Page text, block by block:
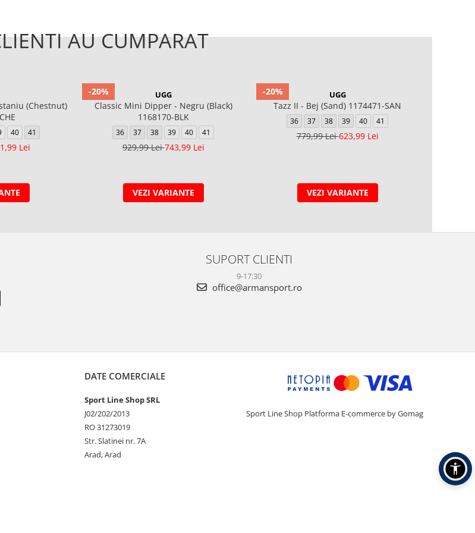
AU CUMPARAT
(Chestnut)
40 41
Lei
-20% UGG
Classic Mini Dipper - Negru (Black)
1168170-BLK
36 37 38 39 40 41
929,99 Lei743,99 Lei
VEZI VARIANTE
-20% UGG
Tazz II - Bej (Sand) 1174471-SAN
36 37 38 39 40 41
779,99 Lei623,99 Lei
VEZI VARIANTE
SUPORT CLIENTI
9-17:30
office@armansport.ro
DATE COMERCIALE
Sport Line Shop SRL
J02/202/2013
RO 31273019
Str. Slatinei nr. 7A
Arad, Arad
Sport Line Shop Platforma E-commerce by Gomag